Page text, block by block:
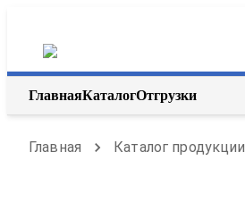
ГлавнаяКаталогОтгрузки
Главная Каталог продукции